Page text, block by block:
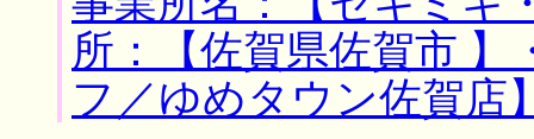
所：【佐賀県佐賀市
フ／ゆめタウン佐賀店